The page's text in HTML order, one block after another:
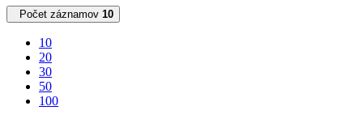
Počet záznamov 10
10
20
30
50
100